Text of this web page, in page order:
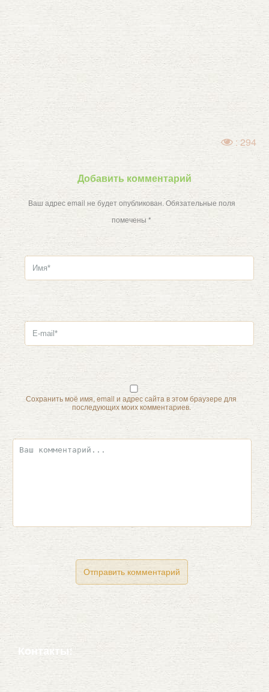
: 294
Добавить комментарий
Ваш адрес email не будет опубликован. Обязательные поля
помечены *
Сохранить моё имя, email и адрес сайта в этом браузере для
последующих моих комментариев.
Контакты: